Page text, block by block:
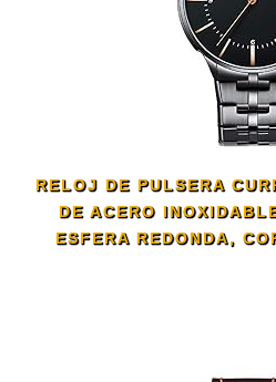
RELOJ DE PULSERA
DE ACERO
ESFERA REDONDA,